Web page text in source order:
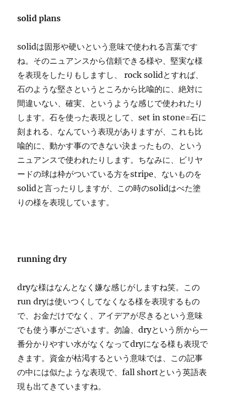
solid plans
solidは固形や硬いという意味で使われる言葉です
ね。そのニュアンスから信頼できる様や、堅実な様
を表現をしたりもしますし、 rock solidとすれば、
石のような堅さというところから比喩的に、絶対に
間違いない、確実、というような感じで使われたり
します。石を使った表現として、set in stone=石に
刻まれる、なんていう表現がありますが、これも比
喩的に、動かす事のできない決まったもの、という
ニュアンスで使われたりします。ちなみに、ビリヤ
ードの球は枠がついている方をstripe、ないものを
solidと言ったりしますが、この時のsolidはべた塗
りの様を表現しています。
running dry
dryな様はなんとなく嫌な感じがしますね笑。この
run dryは使いつくしてなくなる様を表現するもの
で、お金だけでなく、アイデアが尽きるという意味
でも使う事がございます。勿論、dryという所から一
番分かりやすい水がなくなってdryになる様も表現で
きます。資金が枯渇するという意味では、この記事
の中には似たような表現で、fall shortという英語表
現も出てきていますね。